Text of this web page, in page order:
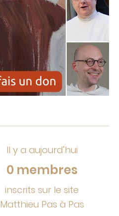
Il y a aujourd’hui
0 membres
inscrits sur le site
Matthieu Pas à Pas